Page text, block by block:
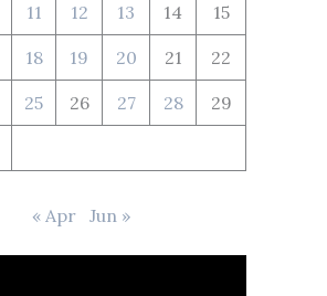
11 12 13 14 15
18 19 20 21 22
25 26 27 28 29
« Apr Jun »